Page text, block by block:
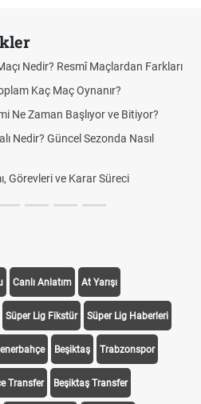
Nedir? Resmî Maçlardan Farkları
Kaç Maç Oynanır?
Ne Zaman Başlıyor ve Bitiyor?
Nedir? Güncel Sezonda Nasıl
Görevleri ve Karar Süreci
Canlı Anlatım At Yarışı
Süper Lig Fikstür Süper Lig Haberleri
Beşiktaş Trabzonspor
Transfer Beşiktaş Transfer